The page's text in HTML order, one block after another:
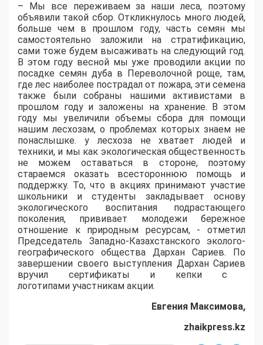
– Мы все переживаем за наши леса, поэтому
объявили такой сбор. Откликнулось много людей,
больше чем в прошлом году, часть семян мы
самостоятельно заложили на стратификацию,
сами тоже будем высаживать на следующий год.
В этом году весной мы уже проводили акции по
посадке семян дуба в Переволочной роще, там,
где лес наиболее пострадал от пожара, эти семена
также были собраны нашими активистами в
прошлом году и заложены на хранение. В этом
году мы увеличили объемы сбора для помощи
нашим лесхозам, о проблемах которых знаем не
понаслышке. у
лесхоза не хватает людей и
техники, и мы как экологическая общественность
не можем оставаться в стороне, поэтому
стараемся оказать всестороннюю помощь и
поддержку. То, что в акциях принимают участие
школьники и студенты закладывает основу
экологического воспитания подрастающего
поколения, прививает молодежи бережное
отношение к природным ресурсам, - отметил
Председатель Западно-Казахстанского эколого-
географического общества Дархан Сариев. По
завершении своего выступления Дархан Сариев
вручил сертификаты и кепки с
логотипами участникам акции.
Евгения Максимова,
zhaikpress.kz